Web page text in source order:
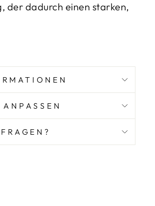
der dadurch einen starken,